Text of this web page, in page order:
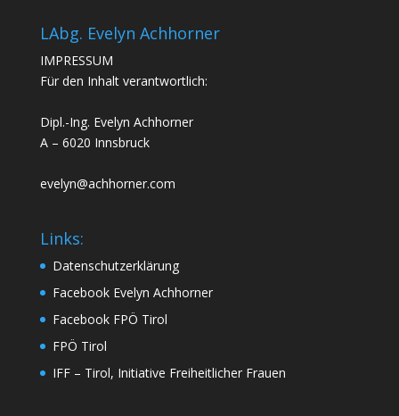
LAbg. Evelyn Achhorner
IMPRESSUM
Für den Inhalt verantwortlich:
Dipl.-Ing. Evelyn Achhorner
A – 6020 Innsbruck
evelyn@achhorner.com
Links:
Datenschutzerklärung
Facebook Evelyn Achhorner
Facebook FPÖ Tirol
FPÖ Tirol
IFF – Tirol, Initiative Freiheitlicher Frauen